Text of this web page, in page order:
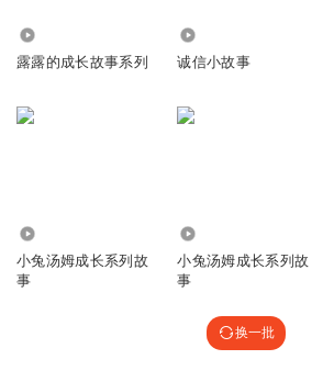
露露的成长故事系列 诚信小故事
小兔汤姆成长系列故
事
小兔汤姆成长系列故
事
换一批